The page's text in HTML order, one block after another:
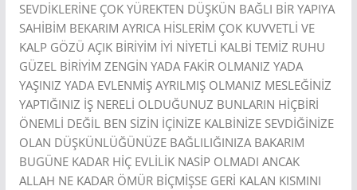
SEVDİKLERİNE ÇOK YÜREKTEN DÜŞKÜN BAĞLI BİR YAPIYA
SAHİBİM BEKARIM AYRICA HİSLERİM ÇOK KUVVETLİ VE
KALP GÖZÜ AÇIK BİRİYİM İYİ NİYETLİ KALBİ TEMİZ RUHU
GÜZEL BİRİYİM ZENGİN YADA FAKİR OLMANIZ YADA
YAŞINIZ YADA EVLENMİŞ AYRILMIŞ OLMANIZ MESLEĞİNİZ
YAPTIĞINIZ İŞ NERELİ OLDUĞUNUZ BUNLARIN HİÇBİRİ
ÖNEMLİ DEĞİL BEN SİZİN İÇİNİZE KALBİNİZE SEVDİĞİNİZE
OLAN DÜŞKÜNLÜĞÜNÜZE BAĞLILIĞINIZA BAKARIM
BUGÜNE KADAR HİÇ EVLİLİK NASİP OLMADI ANCAK
ALLAH NE KADAR ÖMÜR BİÇMİŞSE GERİ KALAN KISMINI